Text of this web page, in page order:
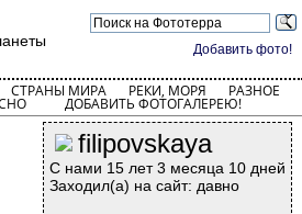
Добавить фото!
СТРАНЫ МИРА РЕКИ, МОРЯ РАЗНОЕ
ДОБАВИТЬ ФОТОГАЛЕРЕЮ!
filipovskaya
С нами 15 лет 3 месяца 10 дней
Заходил(а) на сайт: давно